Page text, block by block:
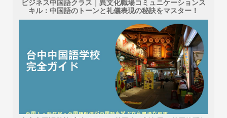
ビジネス中国語クラス｜異文化職場コミュニケーションス
キル：中国語のトーンと礼儀表現の秘訣をマスター！